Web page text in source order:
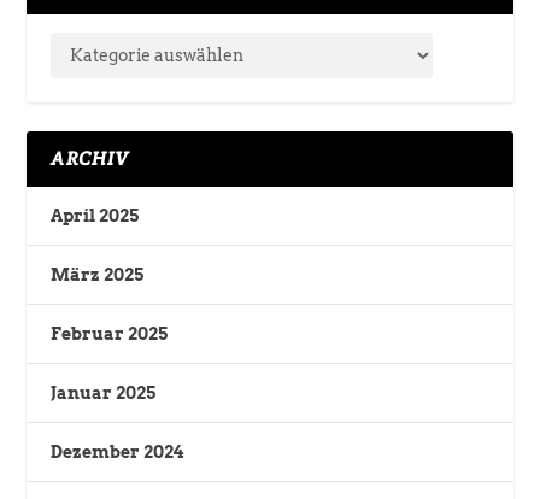
ARCHIV
April 2025
März 2025
Februar 2025
Januar 2025
Dezember 2024